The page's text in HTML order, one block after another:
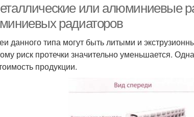
или алюминиевые
радиаторов
данного типа могут быть литыми и
риск протечки значительно уменьшается.
продукции.